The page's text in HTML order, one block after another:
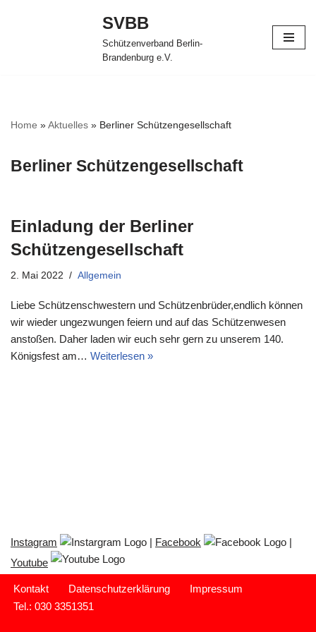
SVBB
Schützenverband Berlin-
Brandenburg e.V.
Home »Aktuelles » Berliner Schützengesellschaft
Berliner Schützengesellschaft
Einladung der Berliner
Schützengesellschaft
2. Mai 2022 Allgemein
Liebe Schützenschwestern und Schützenbrüder,endlich können
wir wieder ungezwungen feiern und auf das Schützenwesen
anstoßen. Daher laden wir euch sehr gern zu unserem 140.
Königsfest am… Weiterlesen »
Instagram | Facebook
|
Youtube
Kontakt Datenschutzerklärung
Impressum
Tel.: 030 3351351